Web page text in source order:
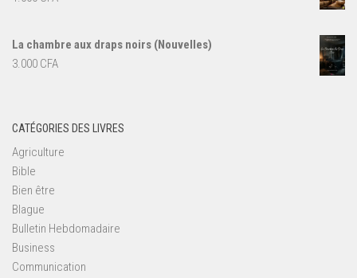
La chambre aux draps noirs (Nouvelles)
3.000 CFA
CATÉGORIES DES LIVRES
Agriculture
Bible
Bien être
Blague
Bulletin Hebdomadaire
Business
Communication